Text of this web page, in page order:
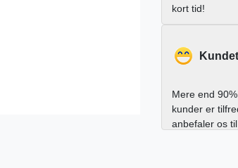
kort tid!
Mere end
kunder er
anbefaler os